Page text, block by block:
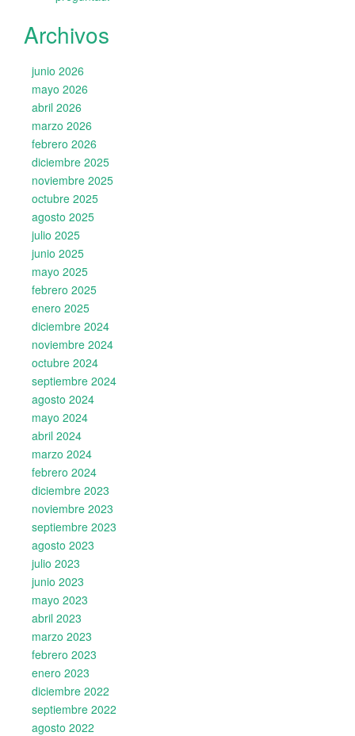
Archivos
junio 2026
mayo 2026
abril 2026
marzo 2026
febrero 2026
diciembre 2025
noviembre 2025
octubre 2025
agosto 2025
julio 2025
junio 2025
mayo 2025
febrero 2025
enero 2025
diciembre 2024
noviembre 2024
octubre 2024
septiembre 2024
agosto 2024
mayo 2024
abril 2024
marzo 2024
febrero 2024
diciembre 2023
noviembre 2023
septiembre 2023
agosto 2023
julio 2023
junio 2023
mayo 2023
abril 2023
marzo 2023
febrero 2023
enero 2023
diciembre 2022
septiembre 2022
agosto 2022